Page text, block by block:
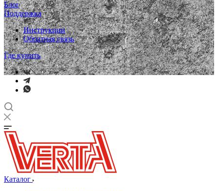
Блог
Поддержка
Инструкции
Обратная связь
Где купить
Каталог